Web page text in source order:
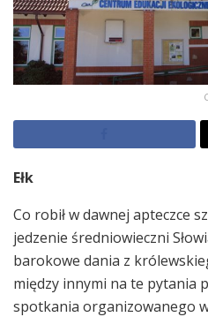
Ełk
Co robił w dawnej apteczce
jedzenie średniowieczni
barokowe dania z
między innymi na te pytania
spotkania organizowanego